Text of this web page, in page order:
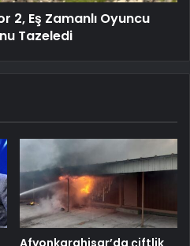
2, Eş Zamanlı Oyuncu
Tazeledi
Afyonkarahisar’da çiftlik